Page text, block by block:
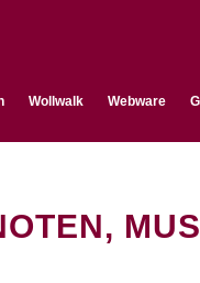
Wollwalk Webware